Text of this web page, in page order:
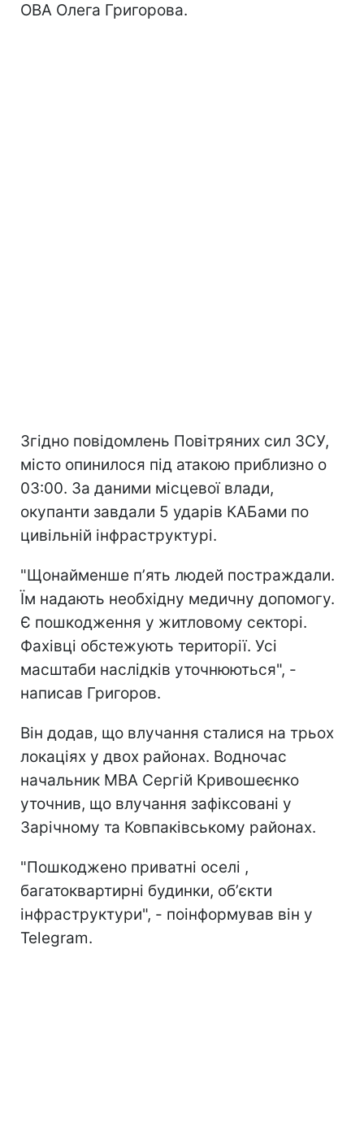
ОВА Олега Григорова.
Згідно повідомлень Повітряних сил ЗСУ,
місто опинилося під атакою приблизно о
03:00. За даними місцевої влади,
окупанти завдали 5 ударів КАБами по
цивільній інфраструктурі.
"Щонайменше пʼять людей постраждали.
Їм надають необхідну медичну допомогу.
Є пошкодження у житловому секторі.
Фахівці обстежують території. Усі
масштаби наслідків уточнюються", -
написав Григоров.
Він додав, що влучання сталися на трьох
локаціях у двох районах. Водночас
начальник МВА Сергій Кривошеєнко
уточнив, що влучання зафіксовані у
Зарічному та Ковпаківському районах.
"Пошкоджено приватні оселі ,
багатоквартирні будинки, обʼєкти
інфраструктури", - поінформував він у
Telegram.